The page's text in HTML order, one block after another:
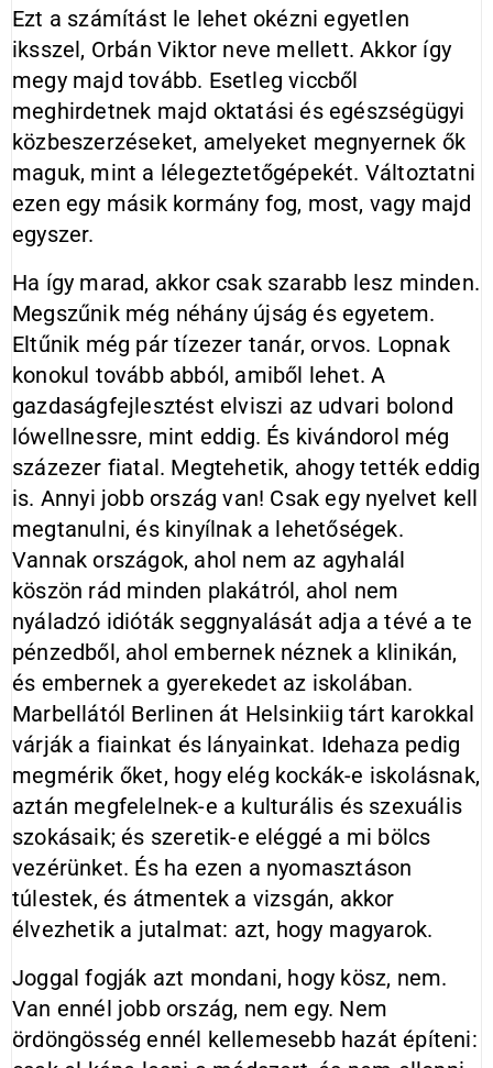
Ezt a számítást le lehet okézni egyetlen
iksszel, Orbán Viktor neve mellett. Akkor így
megy majd tovább. Esetleg viccből
meghirdetnek majd oktatási és egészségügyi
közbeszerzéseket, amelyeket megnyernek ők
maguk, mint a lélegeztetőgépekét. Változtatni
ezen egy másik kormány fog, most, vagy majd
egyszer.
Ha így marad, akkor csak szarabb lesz minden.
Megszűnik még néhány újság és egyetem.
Eltűnik még pár tízezer tanár, orvos. Lopnak
konokul tovább abból, amiből lehet. A
gazdaságfejlesztést elviszi az udvari bolond
lówellnessre, mint eddig. És kivándorol még
százezer fiatal. Megtehetik, ahogy tették eddig
is. Annyi jobb ország van! Csak egy nyelvet kell
megtanulni, és kinyílnak a lehetőségek.
Vannak országok, ahol nem az agyhalál
köszön rád minden plakátról, ahol nem
nyáladzó idióták seggnyalását adja a tévé a te
pénzedből, ahol embernek néznek a klinikán,
és embernek a gyerekedet az iskolában.
Marbellától Berlinen át Helsinkiig tárt karokkal
várják a fiainkat és lányainkat. Idehaza pedig
megmérik őket, hogy elég kockák-e iskolásnak,
aztán megfelelnek-e a kulturális és szexuális
szokásaik; és szeretik-e eléggé a mi bölcs
vezérünket. És ha ezen a nyomasztáson
túlestek, és átmentek a vizsgán, akkor
élvezhetik a jutalmat: azt, hogy magyarok.
Joggal fogják azt mondani, hogy kösz, nem.
Van ennél jobb ország, nem egy. Nem
ördöngösség ennél kellemesebb hazát építeni: